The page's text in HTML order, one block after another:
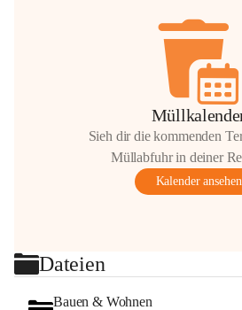
Sieh dir die kommenden
Müllabfuhr in deiner
Kalender ansehen
Dateien
Bauen & Wohnen